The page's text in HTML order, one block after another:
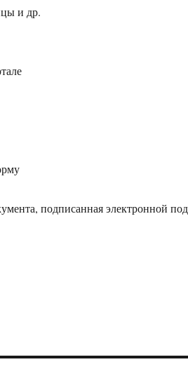
и др.
подписанная электронной